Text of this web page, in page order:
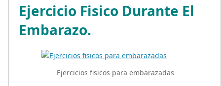
Ejercicio Fisico Durante El
Embarazo.
Ejercicios fisicos para embarazadas